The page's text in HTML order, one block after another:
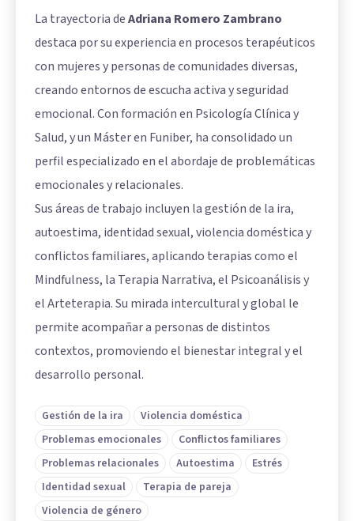
La trayectoria deAdriana Romero Zambrano
destaca por su experiencia en procesos terapéuticos
con mujeres y personas de comunidades diversas,
creando entornos de escucha activa y seguridad
emocional. Con formación en Psicología Clínica y
Salud, y un Máster en Funiber, ha consolidado un
perfil especializado en el abordaje de problemáticas
emocionales y relacionales.
Sus áreas de trabajo incluyen la gestión de la ira,
autoestima, identidad sexual, violencia doméstica y
conflictos familiares, aplicando terapias como el
Mindfulness, la Terapia Narrativa, el Psicoanálisis y
el Arteterapia. Su mirada intercultural y global le
permite acompañar a personas de distintos
contextos, promoviendo el bienestar integral y el
desarrollo personal.
Gestión de la ira
Violencia doméstica
Problemas emocionales
Conflictos familiares
Problemas relacionales
Autoestima
Estrés
Identidad sexual
Terapia de pareja
Violencia de género